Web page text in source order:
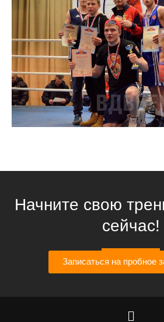
Начните свою
сейчас!
Записаться на пробное